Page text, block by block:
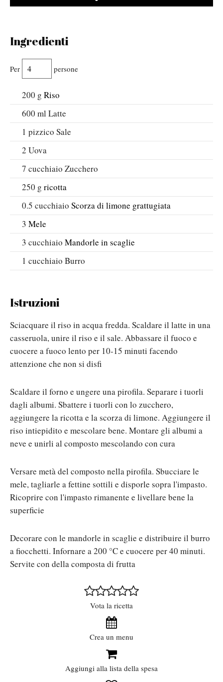
Ingredienti
Per persone
200 g Riso
600 ml Latte
1 pizzico Sale
2 Uova
7 cucchiaio Zucchero
250 g ricotta
0.5 cucchiaio Scorza di limone grattugiata
3 Mele
3 cucchiaio Mandorle in scaglie
1 cucchiaio Burro
Istruzioni
Sciacquare il riso in acqua fredda. Scaldare il latte in una
casseruola, unire il riso e il sale. Abbassare il fuoco e
cuocere a fuoco lento per 10-15 minuti facendo
attenzione che non si disfi
Scaldare il forno e ungere una pirofila. Separare i tuorli
dagli albumi. Sbattere i tuorli con lo zucchero,
aggiungere la ricotta e la scorza di limone. Aggiungere il
riso intiepidito e mescolare bene. Montare gli albumi a
neve e unirli al composto mescolando con cura
Versare metà del composto nella pirofila. Sbucciare le
mele, tagliarle a fettine sottili e disporle sopra l'impasto.
Ricoprire con l'impasto rimanente e livellare bene la
superficie
Decorare con le mandorle in scaglie e distribuire il burro
a fiocchetti. Infornare a 200 °C e cuocere per 40 minuti.
Servite con della composta di frutta
Vota la ricetta
Crea un menu
Aggiungi alla lista della spesa